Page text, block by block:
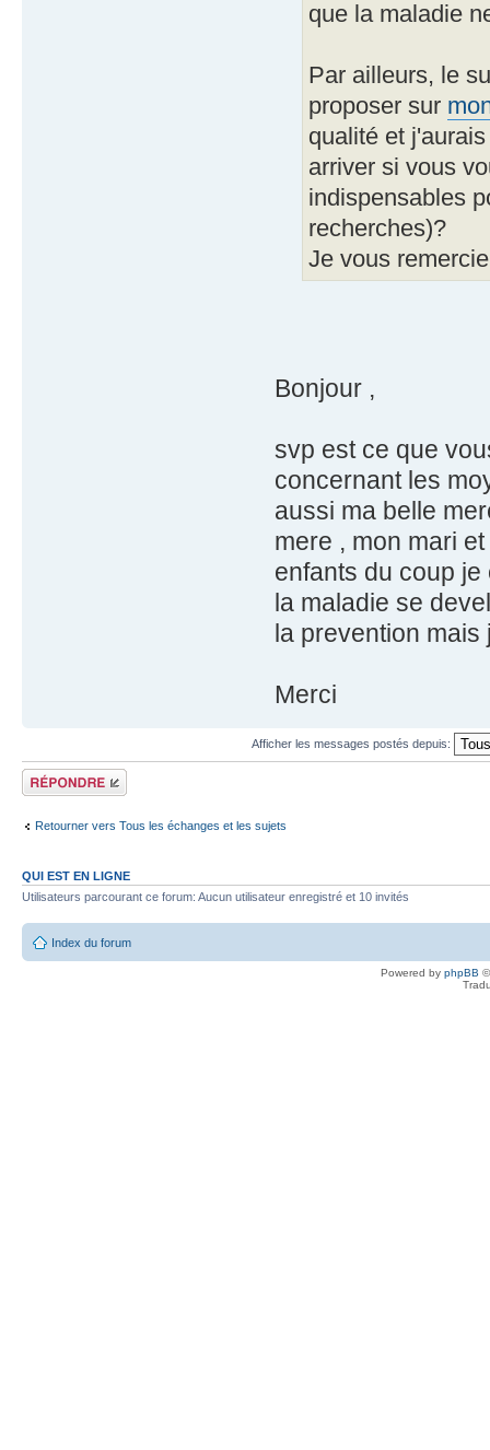
que la maladie
Par ailleurs, le
proposer sur
qualité et
arriver si vous
indispensables
recherches)?
Je vous
Bonjour ,
svp est ce que
concernant les
aussi ma belle
mere , mon mari
enfants du coup
la maladie se
la prevention
Merci
Afficher les messages postés depuis:
Répondre
Retourner vers Tous les échanges et les sujets
QUI EST EN LIGNE
Utilisateurs parcourant ce forum: Aucun utilisateur enregistré et 10 invités
Index du forum
Powered by phpBB